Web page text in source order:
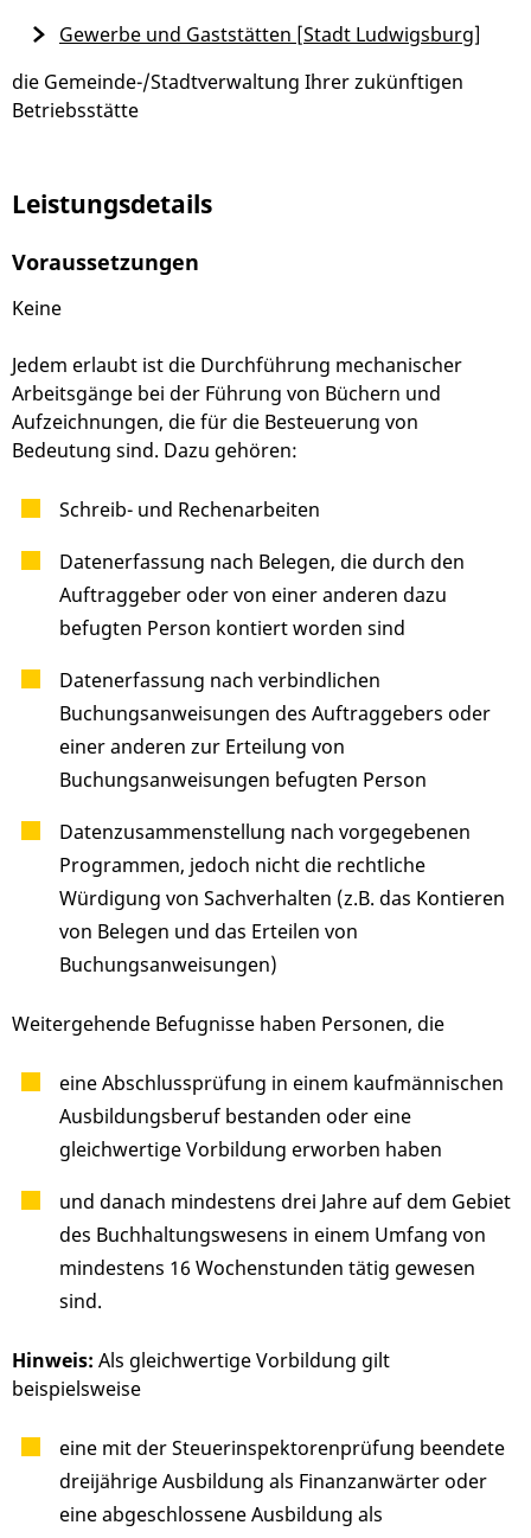
die Gemeinde-/Stadtverwaltung Ihrer zukünftigen
Betriebsstätte
Gewerbe und Gaststätten [Stadt Ludwigsburg]
Leistungsdetails
Voraussetzungen
Keine
Jedem erlaubt ist die Durchführung mechanischer
Arbeitsgänge bei der Führung von Büchern und
Aufzeichnungen, die für die Besteuerung von
Bedeutung sind. Dazu gehören:
Schreib- und Rechenarbeiten
Datenerfassung nach Belegen, die durch den
Auftraggeber oder von einer anderen dazu
befugten Person kontiert worden sind
Datenerfassung nach verbindlichen
Buchungsanweisungen des Auftraggebers oder
einer anderen zur Erteilung von
Buchungsanweisungen befugten Person
Datenzusammenstellung nach vorgegebenen
Programmen, jedoch nicht die rechtliche
Würdigung von Sachverhalten (z.B. das Kontieren
von Belegen und das Erteilen von
Buchungsanweisungen)
Weitergehende Befugnisse haben Personen, die
eine Abschlussprüfung in einem kaufmännischen
Ausbildungsberuf bestanden oder eine
gleichwertige Vorbildung erworben haben
und danach mindestens drei Jahre auf dem Gebiet
des Buchhaltungswesens in einem Umfang von
mindestens 16 Wochenstunden tätig gewesen
sind.
Hinweis: Als gleichwertige Vorbildung gilt
beispielsweise
eine mit der Steuerinspektorenprüfung beendete
dreijährige Ausbildung als Finanzanwärter oder
eineabgeschlossene Ausbildung als